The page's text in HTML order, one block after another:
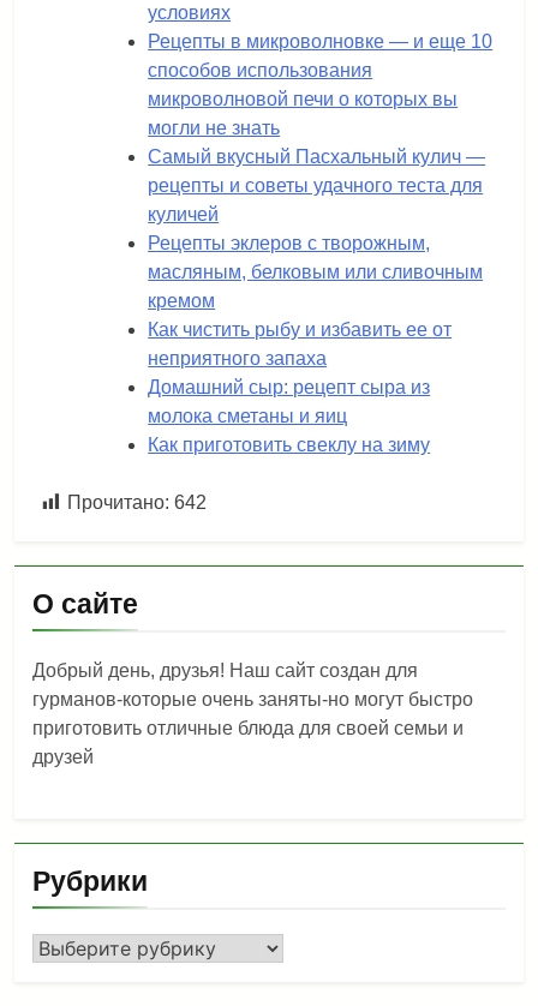
условиях
Рецепты в микроволновке — и еще 10
способов использования
микроволновой печи о которых вы
могли не знать
Самый вкусный Пасхальный кулич —
рецепты и советы удачного теста для
куличей
Рецепты эклеров с творожным,
масляным, белковым или сливочным
кремом
Как чистить рыбу и избавить ее от
неприятного запаха
Домашний сыр: рецепт сыра из
молока сметаны и яиц
Как приготовить свеклу на зиму
Прочитано: 642
О сайте
Добрый день, друзья! Наш сайт создан для
гурманов-которые очень заняты-но могут быстро
приготовить отличные блюда для своей семьи и
друзей
Рубрики
Рубрики